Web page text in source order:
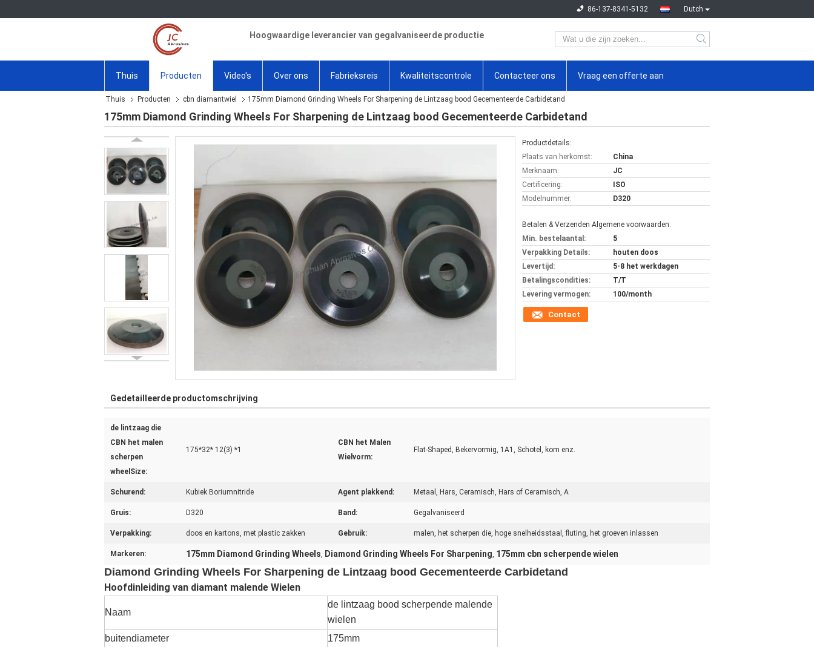
Dutch
86-137-8341-5132
Hoogwaardige leverancier van gegalvaniseerde productie
Thuis Producten Video's Over ons Fabrieksreis Kwaliteitscontrole Contacteer ons Vraag een offerte aan
Thuis Producten cbn diamantwiel 175mm Diamond Grinding Wheels For Sharpening de Lintzaag bood Gecementeerde Carbidetand
175mm Diamond Grinding Wheels For Sharpening de Lintzaag bood Gecementeerde Carbidetand
Productdetails:
Plaats van herkomst:
China
Merknaam:
JC
Certificering:
ISO
Modelnummer:
D320
Betalen & Verzenden Algemene voorwaarden:
Min. bestelaantal:
5
Verpakking Details:
houten doos
Levertijd:
5-8 het werkdagen
Betalingscondities:
T/T
Levering vermogen:
100/month
Contact
Gedetailleerde productomschrijving
de lintzaag die
CBN het malen
scherpen
wheelSize:
175*32* 12(3) *1
CBN het Malen
Wielvorm:
Flat-Shaped, Bekervormig, 1A1, Schotel, kom enz.
Schurend: Kubiek Boriumnitride Agent plakkend: Metaal, Hars, Ceramisch, Hars of Ceramisch, A
Gruis: D320 Band: Gegalvaniseerd
Verpakking: doos en kartons, met plastic zakken Gebruik: malen, het scherpen die, hoge snelheidsstaal, fluting, het groeven inlassen
Markeren: 175mm Diamond Grinding Wheels, Diamond Grinding Wheels For Sharpening, 175mm cbn scherpende wielen
Diamond Grinding Wheels For Sharpening de Lintzaag bood Gecementeerde Carbidetand
Hoofdinleiding van diamant malende Wielen
Naam
de lintzaag bood scherpende malende
wielen
buitendiameter
175mm